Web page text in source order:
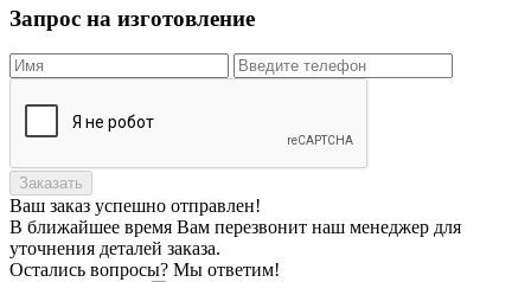
Запрос на изготовление
Заказать
Ваш заказ успешно отправлен!
В ближайшее время Вам перезвонит наш менеджер для
уточнения деталей заказа.
Остались вопросы? Мы ответим!